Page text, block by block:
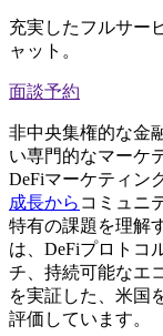
充実したフルサー
ャット。
面談予約
非中央集権的な金
い専門的なマーケ
DeFiマーケティン
成長から コミュニ
特有の課題を理解
は、DeFiプロトコ
チ、持続可能なエ
を実証した、米国
評価しています。